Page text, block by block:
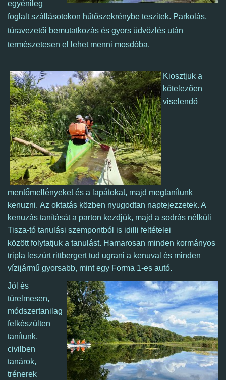
egyénileg
foglalt szállásotokon hűtőszekrénybe teszitek. Parkolás,
túravezetői bemutatkozás és gyors üdvözlés után
természetesen el lehet menni mosdóba.
Kiosztjuk a
kötelezően
viselendő
mentőmellényeket és a lapátokat, majd megtanítunk
kenuzni. Az oktatás közben nyugodtan naptejezzetek. A
kenuzás tanítását a parton kezdjük, majd a sodrás nélküli
Tisza-tó tanulási szempontból is idilli feltételei
között folytatjuk a tanulást. Hamarosan minden kormányos
tripla leszúrt rittbergert tud ugrani a kenuval és minden
vízijármű gyorsabb, mint egy Forma 1-es autó.
Jól és
türelmesen,
módszertanilag
felkészülten
tanítunk,
civilben
tanárok,
trénerek